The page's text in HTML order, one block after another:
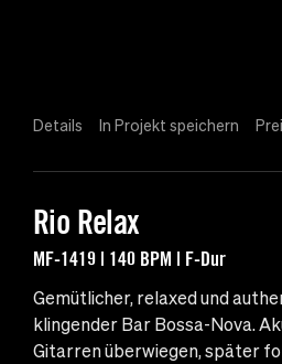
Details In Projekt speichern
Rio Relax
MF-1419 | 140 BPM | F-Dur
Gemütlicher, relaxed und
klingender Bar Bossa-Nova.
Gitarren überwiegen, später